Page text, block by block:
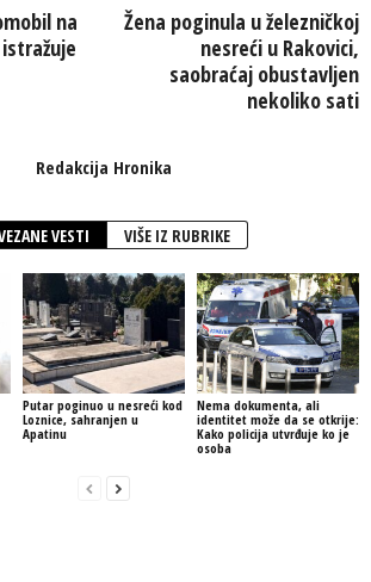
na
Žena poginula u železničkoj
nesreći u Rakovici,
saobraćaj obustavljen
nekoliko sati
Redakcija Hronika
VESTI VIŠE IZ RUBRIKE
Putar poginuo u nesreći kod
Loznice, sahranjen u
Apatinu
Nema dokumenta, ali
identitet može da se otkrije:
Kako policija utvrđuje ko je
osoba